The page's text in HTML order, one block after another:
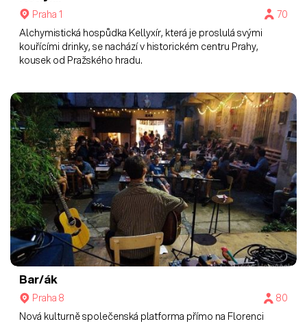
Praha 1
70
Alchymistická hospůdka Kellyxír, která je proslulá svými
kouřícími drinky, se nachází v historickém centru Prahy,
kousek od Pražského hradu.
Bar/ák
Praha 8
80
Nová kulturně společenská platforma přímo na Florenci